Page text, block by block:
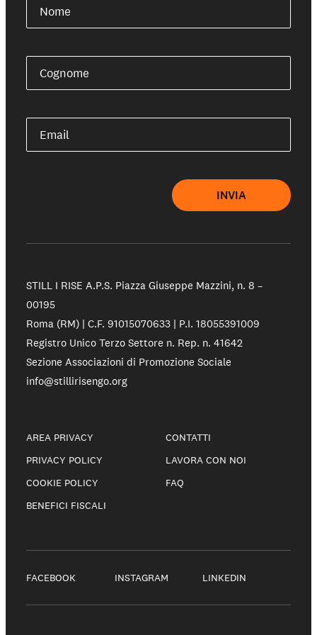
Nome
Cognome
Email
INVIA
STILL I RISE A.P.S. Piazza Giuseppe Mazzini, n. 8 –
00195
Roma (RM) | C.F. 91015070633 | P.I. 18055391009
Registro Unico Terzo Settore n. Rep. n. 41642
Sezione Associazioni di Promozione Sociale
info@stillirisengo.org
AREA PRIVACY
PRIVACY POLICY
COOKIE POLICY
BENEFICI FISCALI
CONTATTI
LAVORA CON NOI
FAQ
FACEBOOK INSTAGRAM LINKEDIN